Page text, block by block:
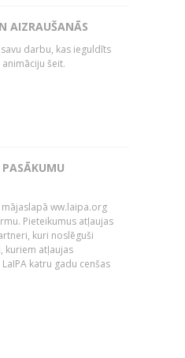
AIZRAUŠANĀS
darbu, kas ieguldīts
šeit.
ww.laipa.org
Pieteikumus atļaujas
kuri noslēguši
kuriem atļaujas
katru gadu cenšas